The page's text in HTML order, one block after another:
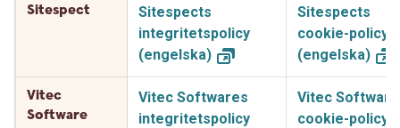
Sitespect
Sitespects
integritetspolicy
(engelska)
Sitespects
cookie-policy
(engelska)
Vitec
Software
Vitec Softwares
integritetspolicy
Vitec
cookie-policy